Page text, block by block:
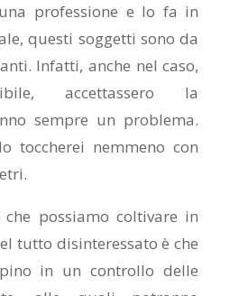
professione e lo fa in
questi soggetti sono da
Infatti, anche nel caso,
accettassero la
sempre un problema.
toccherei nemmeno con
che possiamo coltivare in
tutto disinteressato è che
in un controllo delle